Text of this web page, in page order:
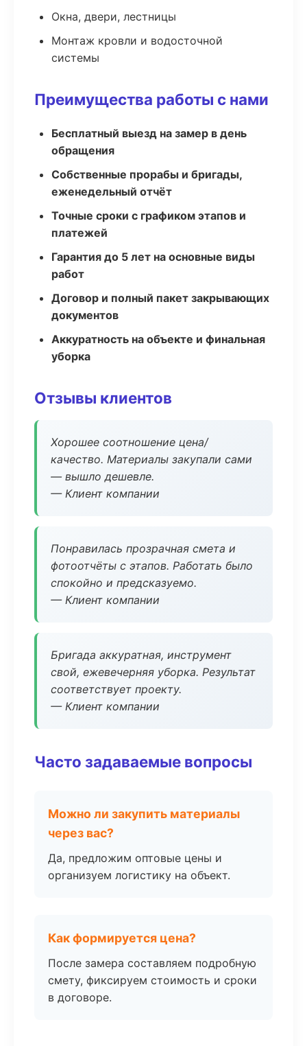
Окна, двери, лестницы
Монтаж кровли и водосточной
системы
Преимущества работы с нами
Бесплатный выезд на замер в день
обращения
Собственные прорабы и бригады,
еженедельный отчёт
Точные сроки с графиком этапов и
платежей
Гарантия до 5 лет на основные виды
работ
Договор и полный пакет закрывающих
документов
Аккуратность на объекте и финальная
уборка
Отзывы клиентов
Хорошее соотношение цена/
качество. Материалы закупали сами
— вышло дешевле.
— Клиент компании
Понравилась прозрачная смета и
фотоотчёты с этапов. Работать было
спокойно и предсказуемо.
— Клиент компании
Бригада аккуратная, инструмент
свой, ежевечерняя уборка. Результат
соответствует проекту.
— Клиент компании
Часто задаваемые вопросы
Можно ли закупить материалы
через вас?
Да, предложим оптовые цены и
организуем логистику на объект.
Как формируется цена?
После замера составляем подробную
смету, фиксируем стоимость и сроки
в договоре.